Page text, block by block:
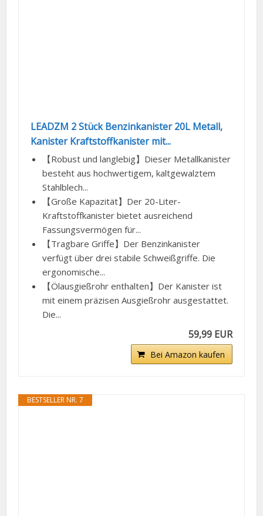
LEADZM 2 Stück Benzinkanister 20L Metall,
Kanister Kraftstoffkanister mit...
【Robust und langlebig】Dieser Metallkanister
besteht aus hochwertigem, kaltgewalztem
Stahlblech...
【Große Kapazität】Der 20-Liter-
Kraftstoffkanister bietet ausreichend
Fassungsvermögen für...
【Tragbare Griffe】Der Benzinkanister
verfügt über drei stabile Schweißgriffe. Die
ergonomische...
【Ölausgießrohr enthalten】Der Kanister ist
mit einem präzisen Ausgießrohr ausgestattet.
Die...
59,99 EUR
Bei Amazon kaufen
BESTSELLER NR. 7